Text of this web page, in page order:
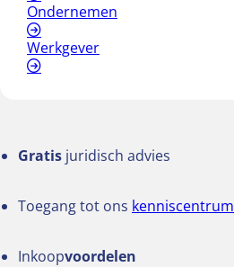
Ondernemen
Werkgever
Gratis juridisch advies
Toegang tot ons kenniscentrum
Inkoopvoordelen